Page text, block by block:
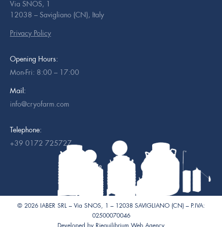
Via SNOS, 1
12038 – Savigliano (CN), Italy
Privacy Policy
Opening Hours:
Mon-Fri: 8:00 – 17:00
Mail:
info@cryofarm.com
Telephone:
+39 0172 725727
© 2026 IABER SRL – Via SNOS, 1 – 12038 SAVIGLIANO (CN) – P.IVA:
02500070046
Developed by Riequilibrium Web Agency